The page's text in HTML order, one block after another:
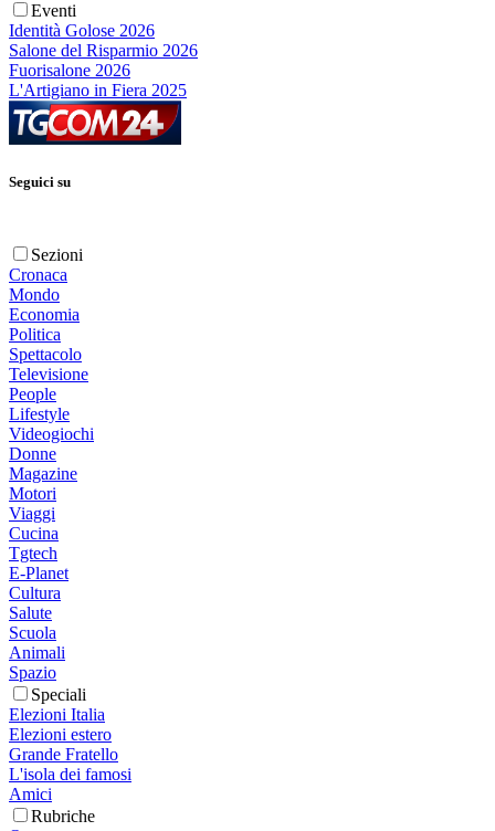
Eventi
Identità Golose 2026
Salone del Risparmio 2026
Fuorisalone 2026
L'Artigiano in Fiera 2025
Seguici su
Sezioni
Cronaca
Mondo
Economia
Politica
Spettacolo
Televisione
People
Lifestyle
Videogiochi
Donne
Magazine
Motori
Viaggi
Cucina
Tgtech
E-Planet
Cultura
Salute
Scuola
Animali
Spazio
Speciali
Elezioni Italia
Elezioni estero
Grande Fratello
L'isola dei famosi
Amici
Rubriche